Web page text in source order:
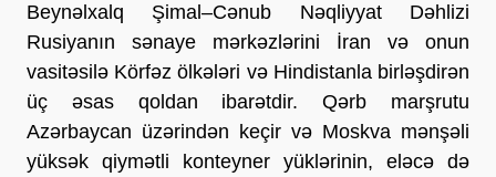
Beynəlxalq Şimal–Cənub Nəqliyyat Dəhlizi
Rusiyanın sənaye mərkəzlərini İran və onun
vasitəsilə Körfəz ölkələri və Hindistanla birləşdirən
üç əsas qoldan ibarətdir. Qərb marşrutu
Azərbaycan üzərindən keçir və Moskva mənşəli
yüksək qiymətli konteyner yüklərinin, eləcə də